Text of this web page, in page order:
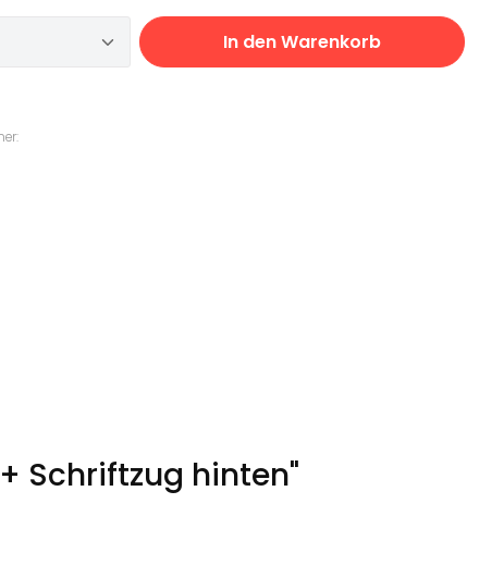
Anzahl: Gib den gewünschten
In den Warenkorb
Schriftzug hinten"